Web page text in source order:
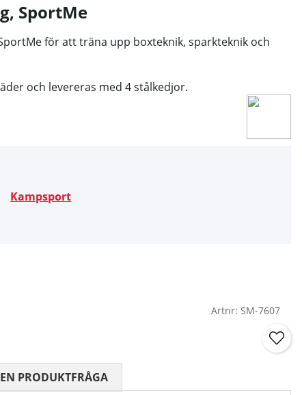
, SportMe
för att träna upp boxteknik, sparkteknik och
och levereras med 4 stålkedjor.
Kampsport
Artnr: SM-7607
0 AV 5 ANTAL BETYG 0
PRODUKTFRÅGA